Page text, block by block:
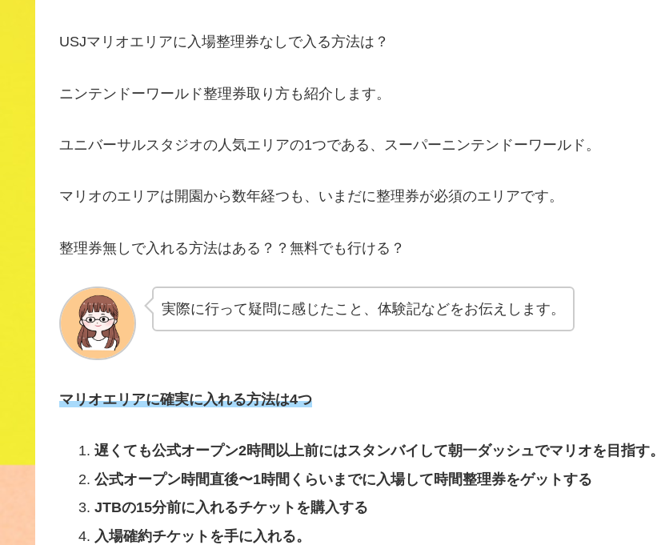
USJマリオエリアに入場整理券なしで入る方法は？
ニンテンドーワールド整理券取り方も紹介します。
ユニバーサルスタジオの人気エリアの1つである、スーパーニンテンドーワールド。
マリオのエリアは開園から数年経つも、いまだに整理券が必須のエリアです。
整理券無しで入れる方法はある？？無料でも行ける？
実際に行って疑問に感じたこと、体験記などをお伝えします。
マリオエリアに確実に入れる方法は4つ
遅くても公式オープン2時間以上前にはスタンバイして朝一ダッシュでマリオを目指す。
公式オープン時間直後〜1時間くらいまでに入場して時間整理券をゲットする
JTBの15分前に入れるチケットを購入する
入場確約チケットを手に入れる。